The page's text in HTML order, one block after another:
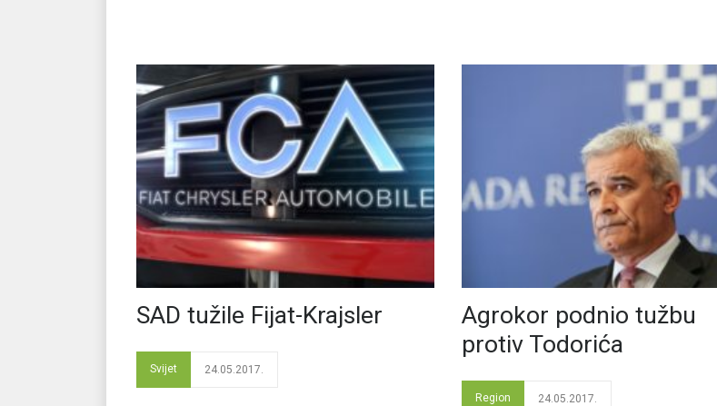
SAD tužile Fijat-Krajsler
Svijet 24.05.2017.
Agrokor podnio tužbu
protiv Todorića
Region 24.05.2017.